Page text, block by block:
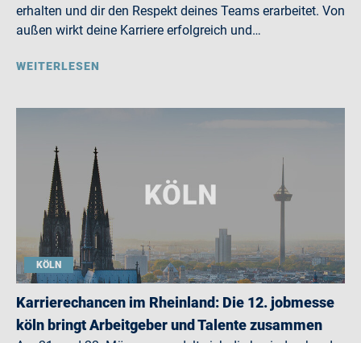
erhalten und dir den Respekt deines Teams erarbeitet. Von
außen wirkt deine Karriere erfolgreich und…
WEITERLESEN
KÖLN
Karrierechancen im Rheinland: Die 12. jobmesse
köln bringt Arbeitgeber und Talente zusammen